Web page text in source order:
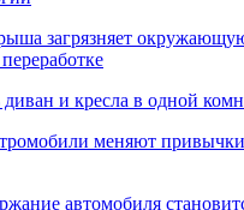
загрязняет
диван и кресла в одной
меняют привычки
автомобиля